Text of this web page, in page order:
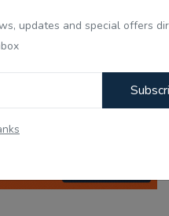
updates and special offers